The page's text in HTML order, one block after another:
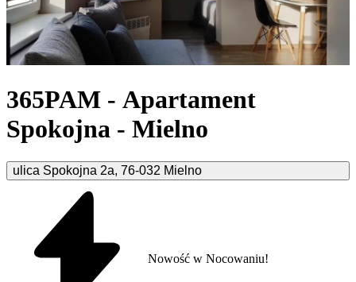
365PAM - Apartament
Spokojna - Mielno
ulica Spokojna 2a, 76-032 Mielno
Nowość w Nocowaniu!